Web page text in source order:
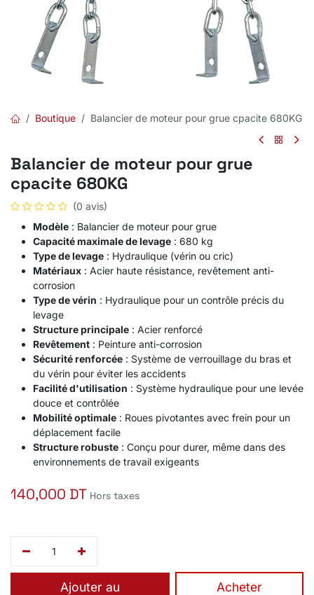
Boutique Balancier de moteur pour grue cpacite 680KG
Balancier de moteur pour grue
cpacite 680KG
(0 avis)
Modèle : Balancier de moteur pour grue
Capacité maximale de levage : 680 kg
Type de levage : Hydraulique (vérin ou cric)
Matériaux : Acier haute résistance, revêtement anti-
corrosion
Type de vérin : Hydraulique pour un contrôle précis du
levage
Structure principale : Acier renforcé
Revêtement : Peinture anti-corrosion
Sécurité renforcée : Système de verrouillage du bras et
du vérin pour éviter les accidents
Facilité d'utilisation : Système hydraulique pour une levée
douce et contrôlée
Mobilité optimale : Roues pivotantes avec frein pour un
déplacement facile
Structure robuste : Conçu pour durer, même dans des
environnements de travail exigeants
140,000 DT Hors taxes
Ajouter au
​Acheter